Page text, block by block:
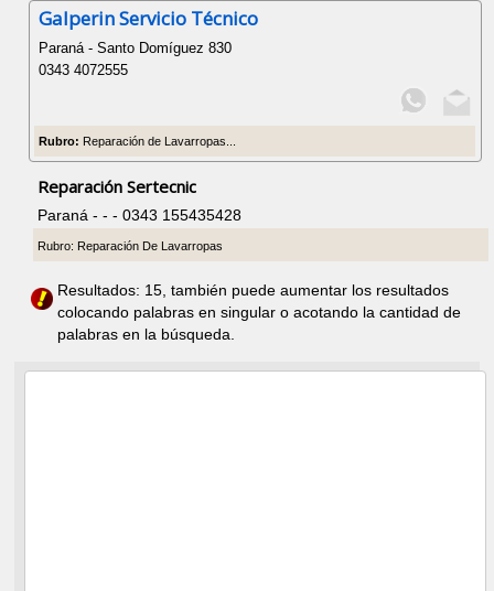
Galperin Servicio Técnico
Paraná - Santo Domíguez 830
0343 4072555
Rubro: Reparación de Lavarropas...
Reparación Sertecnic
Paraná - - - 0343 155435428
Rubro: Reparación De Lavarropas
Resultados: 15, también puede aumentar los resultados
colocando palabras en singular o acotando la cantidad de
palabras en la búsqueda.